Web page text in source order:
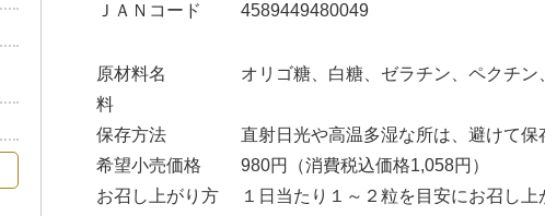
ＪＡＮコード 4589449480049
原材料名 オリゴ糖、白糖、ゼラチン、ペクチン、
料
保存方法 直射日光や高温多湿な所は、避けて保存
希望小売価格 980円（消費税込価格1,058円）
お召し上がり方 １日当たり１～２粒を目安にお召し上